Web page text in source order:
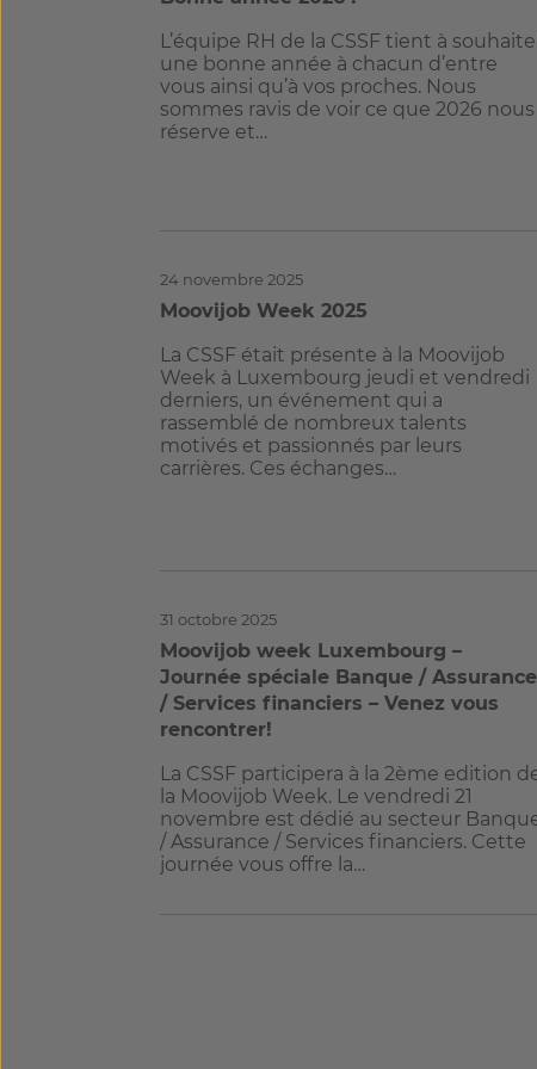
L’équipe RH de la CSSF tient à
une bonne année à chacun d’entre
vous ainsi qu’à vos proches. Nous
sommes ravis de voir ce que 2026 nous
réserve et…
24 novembre 2025
Moovijob Week 2025
La CSSF était présente à la Moovijob
Week à Luxembourg jeudi et vendredi
derniers, un événement qui a
rassemblé de nombreux talents
motivés et passionnés par leurs
carrières. Ces échanges…
31 octobre 2025
Moovijob week Luxembourg –
Journée spéciale Banque / Assurance
/ Services financiers – Venez vous
rencontrer!
La CSSF participera à la 2ème edition
la Moovijob Week. Le vendredi 21
novembre est dédié au secteur
/ Assurance / Services financiers. Cette
journée vous offre la…